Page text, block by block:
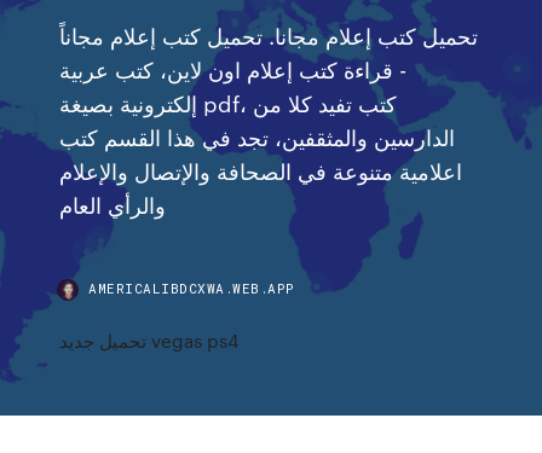
تحميل كتب إعلام مجانا. تحميل كتب إعلام مجاناً
- قراءة كتب إعلام اون لاين، كتب عربية
إلكترونية بصيغة pdf، كتب تفيد كلا من
الدارسين والمثقفين، تجد في هذا القسم كتب
اعلامية متنوعة في الصحافة والإتصال والإعلام
والرأي العام
AMERICALIBDCXWA.WEB.APP
تحميل جديد vegas ps4